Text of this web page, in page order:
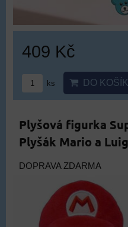
409 Kč
ks DO
Plyšová figurka
Plyšák Mario a
DOPRAVA ZDARMA